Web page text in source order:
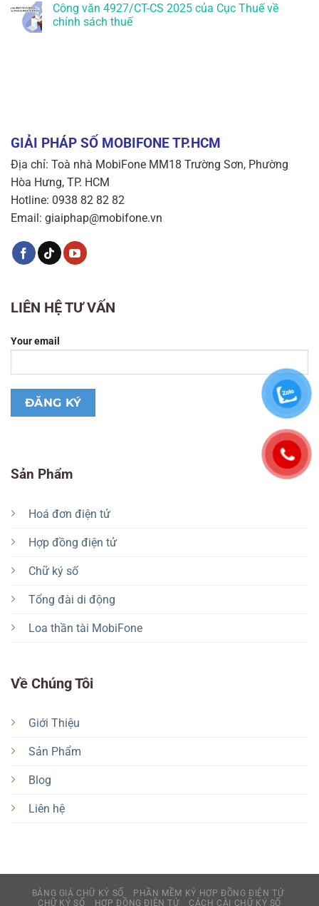
Công văn 4927/CT-CS 2025 của Cục Thuế về
chính sách thuế
GIẢI PHÁP SỐ MOBIFONE TP.HCM
Địa chỉ: Toà nhà MobiFone MM18 Trường Sơn, Phường
Hòa Hưng, TP. HCM
Hotline: 0938 82 82 82
Email: giaiphap@mobifone.vn
Sản Phẩm
Hoá đơn điện tử
Hợp đồng điện tử
Chữ ký số
Tổng đài di động
Loa thần tài MobiFone
Về Chúng Tôi
Giới Thiệu
Sản Phẩm
Blog
Liên hệ
LIÊN HỆ TƯ VẤN
Your email
BẢNG GIÁ CHỮ KÝ SỐ
PHẦN MỀM KÝ HỢP ĐỒNG ĐIỆN TỬ
CHỮ KÝ SỐ
HỢP ĐỒNG ĐIỆN TỬ CÁCH CÀI CHỮ KÝ SỐ